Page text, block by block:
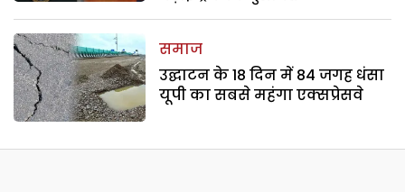
समाज
उद्घाटन के 18 दिन में 84 जगह धंसा
यूपी का सबसे महंगा एक्सप्रेसवे